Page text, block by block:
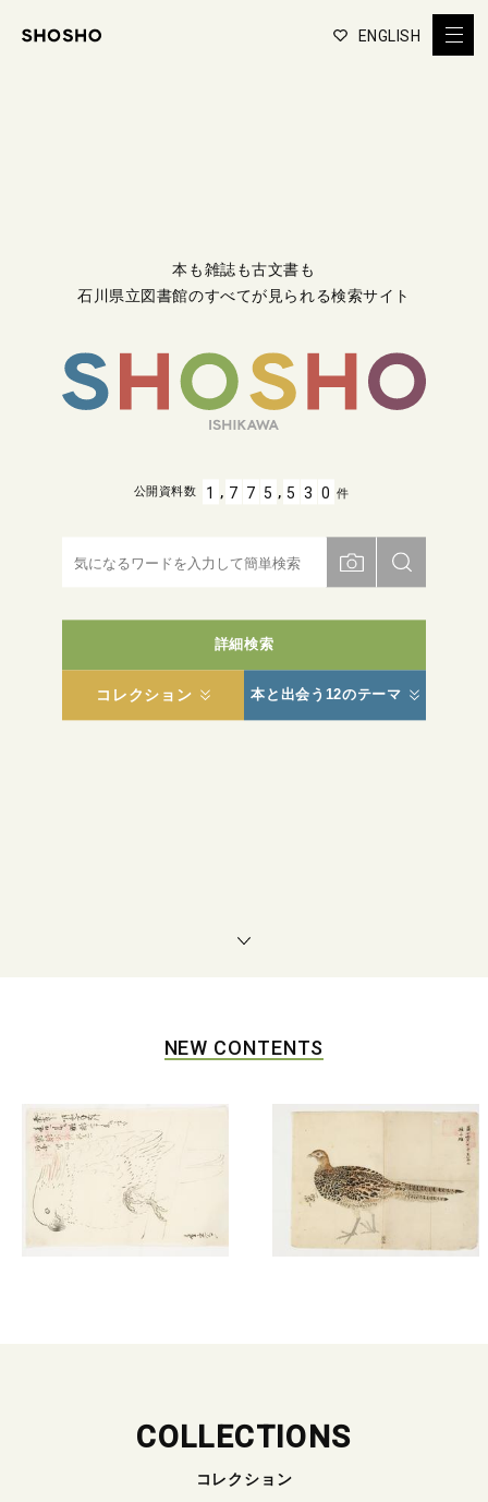
ENGLISH
本も雑誌も古文書も
石川県立図書館のすべてが見られる検索サイト
詳細検索
コレクション 本と出会う12のテーマ
公開資料数 1 , 7 7 5 , 5 3 0 件
NEW CONTENTS
COLLECTIONS
コレクション